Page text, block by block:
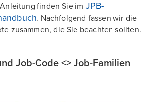
finden Sie im JPB-
. Nachfolgend fassen wir die
zusammen, die Sie beachten sollten.
Job-Code <> Job-Familien